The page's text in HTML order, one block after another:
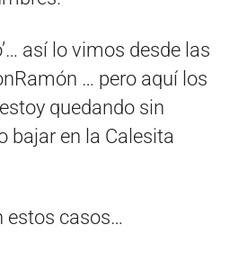
así lo vimos desde las
… pero aquí los
quedando sin
bajar en la Calesita
estos casos…